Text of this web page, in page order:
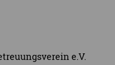
e.V.